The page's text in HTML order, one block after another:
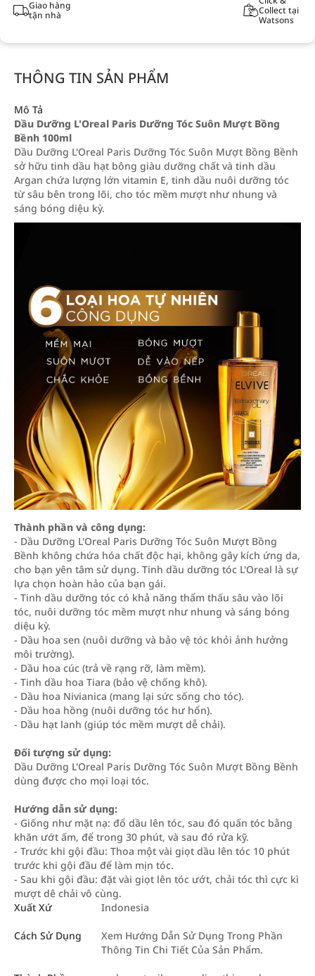
Giao hàng
tận nhà
Collect tại
Watsons
THÔNG TIN SẢN PHẨM
Mô Tả
Dầu Dưỡng L'Oreal Paris Dưỡng Tóc Suôn Mượt Bồng
Bềnh 100ml
Dầu Dưỡng L'Oreal Paris Dưỡng Tóc Suôn Mượt Bồng Bềnh
sở hữu tinh dầu hạt bông giàu dưỡng chất và tinh dầu
Argan chứa lượng lớn vitamin E, tinh dầu nuôi dưỡng tóc
từ sâu bên trong lõi, cho tóc mềm mượt như nhung và
sáng bóng diệu kỳ.
Thành phần và công dụng:
- Dầu Dưỡng L'Oreal Paris Dưỡng Tóc Suôn Mượt Bồng
Bềnh không chứa hóa chất độc hại, không gây kích ứng da,
cho bạn yên tâm sử dụng. Tinh dầu dưỡng tóc L'Oreal là sự
lựa chọn hoàn hảo của bạn gái.
- Tinh dầu dưỡng tóc có khả năng thẩm thấu sâu vào lõi
tóc, nuôi dưỡng tóc mềm mượt như nhung và sáng bóng
diệu kỳ.
- Dầu hoa sen (nuôi dưỡng và bảo vệ tóc khỏi ảnh hưởng
môi trường).
- Dầu hoa cúc (trả về rạng rỡ, làm mềm).
- Tinh dầu hoa Tiara (bảo vệ chống khô).
- Dầu hoa Nivianica (mang lại sức sống cho tóc).
- Dầu hoa hồng (nuôi dưỡng tóc hư hổn).
- Dầu hạt lanh (giúp tóc mềm mượt dễ chải).
Đối tượng sử dụng:
Dầu Dưỡng L'Oreal Paris Dưỡng Tóc Suôn Mượt Bồng Bềnh
dùng được cho mọi loại tóc.
Hướng dẫn sử dụng:
- Giống như mặt nạ: đổ dầu lên tóc, sau đó quấn tóc bằng
khăn ướt ấm, để trong 30 phút, và sau đó rửa kỹ.
- Trước khi gội đầu: Thoa một vài giọt dầu lên tóc 10 phút
trước khi gội đầu để làm mịn tóc.
- Sau khi gội đầu: đặt vài giọt lên tóc ướt, chải tóc thì cực kì
mượt dê chải vô cùng.
Xuất Xứ
Indonesia
Cách Sử Dụng
Xem Hướng Dẫn Sử Dụng Trong Phần
Thông Tin Chi Tiết Của Sản Phẩm.